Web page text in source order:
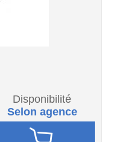
Disponibilité
Selon agence